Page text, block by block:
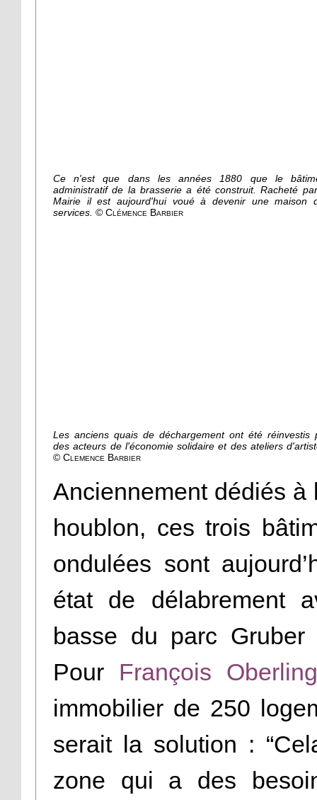
Ce n'est que dans les années 1880 que le
administratif de la brasserie a été construit. Racheté
Mairie il est aujourd'hui voué à devenir une maison
services. © Clémence Barbier
Les anciens quais de déchargement ont été réinvestis
des acteurs de l'économie solidaire et des ateliers
© Clemence Barbier
Anciennement dédiés
houblon, ces trois
ondulées sont
état de délabrement
basse du parc Gruber
Pour François
immobilier de 250
serait la solution :
zone qui a des